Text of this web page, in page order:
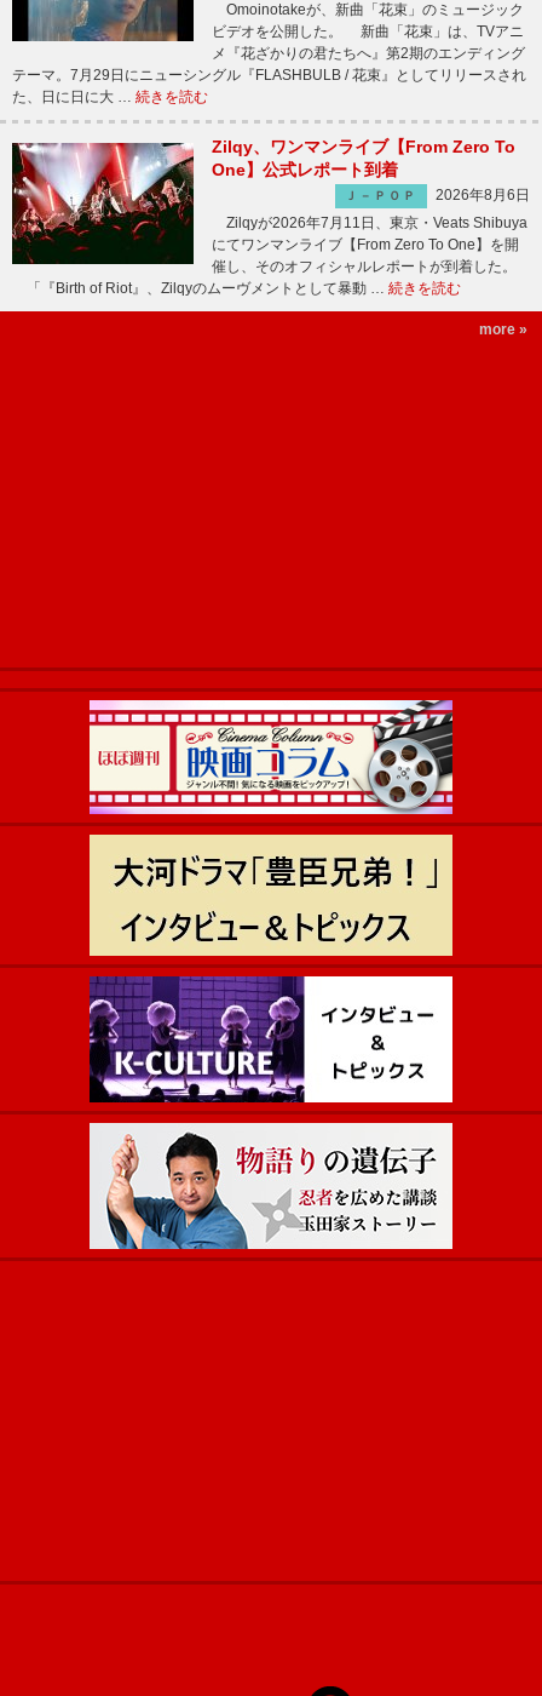
Omoinotakeが、新曲「花束」のミュージック
ビデオを公開した。 新曲「花束」は、TVアニ
メ『花ざかりの君たちへ』第2期のエンディング
テーマ。7月29日にニューシングル『FLASHBULB / 花束』としてリリースされ
た、日に日に大 … 続きを読む
Zilqy、ワンマンライブ【From Zero To
One】公式レポート到着
Ｊ－ＰＯＰ
2026年8月6日
Zilqyが2026年7月11日、東京・Veats Shibuya
にてワンマンライブ【From Zero To One】を開
催し、そのオフィシャルレポートが到着した。
「『Birth of Riot』、Zilqyのムーヴメントとして暴動 … 続きを読む
more »